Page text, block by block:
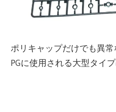
ポリキャップだけでも異
PGに使用される大型タイプ